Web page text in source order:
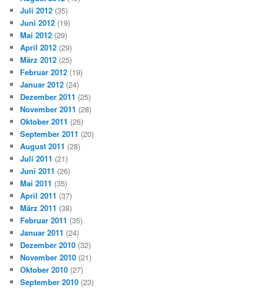
Juli 2012 (35)
Juni 2012 (19)
Mai 2012 (29)
April 2012 (29)
März 2012 (25)
Februar 2012 (19)
Januar 2012 (24)
Dezember 2011 (25)
November 2011 (28)
Oktober 2011 (26)
September 2011 (20)
August 2011 (28)
Juli 2011 (21)
Juni 2011 (26)
Mai 2011 (35)
April 2011 (37)
März 2011 (38)
Februar 2011 (35)
Januar 2011 (24)
Dezember 2010 (32)
November 2010 (21)
Oktober 2010 (27)
September 2010 (23)